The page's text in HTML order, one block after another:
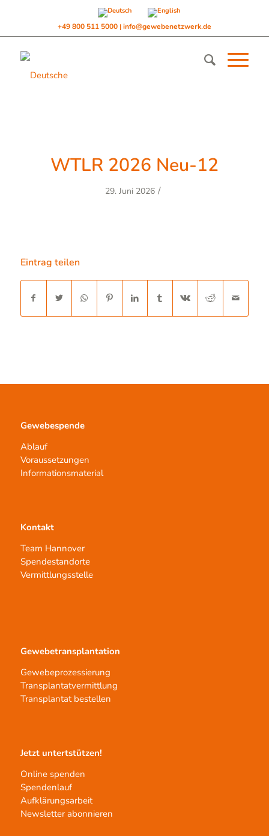
+49 800 511 5000 | info@gewebenetzwerk.de
WTLR 2026 Neu-12
29. Juni 2026 /
Eintrag teilen
Gewebespende
Ablauf
Voraussetzungen
Informationsmaterial
Kontakt
Team Hannover
Spendestandorte
Vermittlungsstelle
Gewebetransplantation
Gewebeprozessierung
Transplantatvermittlung
Transplantat bestellen
Jetzt untertstützen!
Online spenden
Spendenlauf
Aufklärungsarbeit
Newsletter abonnieren